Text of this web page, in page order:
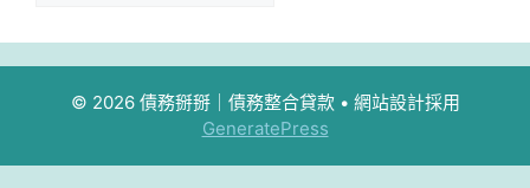
© 2026 債務掰掰｜債務整合貸款• 網站設計採用
GeneratePress